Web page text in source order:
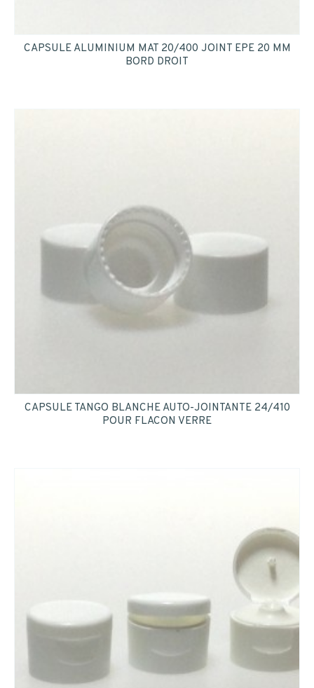
CAPSULE ALUMINIUM MAT 20/400 JOINT EPE 20 MM
BORD DROIT
CAPSULE TANGO BLANCHE AUTO-JOINTANTE 24/410
POUR FLACON VERRE